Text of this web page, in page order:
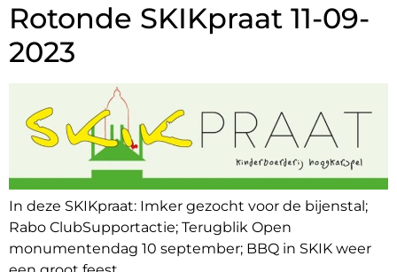
Rotonde SKIKpraat 11-09-
2023
In deze SKIKpraat: Imker gezocht voor de bijenstal;
Rabo ClubSupportactie; Terugblik Open
monumentendag 10 september; BBQ in SKIK weer